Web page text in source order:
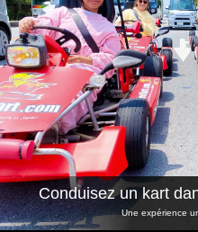
Accès
Entreprise
Changer
Tokyo Shinagawa
Tokyo Akihabara#2
Tokyo Shibuya Annexe
Tokyo Asakusa
Okinawa
Conduisez un kart
Une expérience